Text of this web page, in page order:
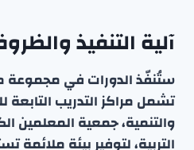
آلية التنفيذ
ستُنفّذ الدورات في مجموعة
تشمل مراكز التدريب التابعة
والتنمية، جمعية المعلمين
التربية، لتوفير بيئة